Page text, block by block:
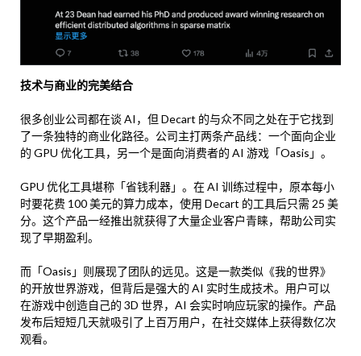
技术与商业的完美结合
很多创业公司都在谈 AI，但 Decart 的与众不同之处在于它找到
了一条独特的商业化路径。公司主打两条产品线：一个面向企业
的 GPU 优化工具，另一个是面向消费者的 AI 游戏「Oasis」。
GPU 优化工具堪称「省钱利器」。在 AI 训练过程中，原本每小
时要花费 100 美元的算力成本，使用 Decart 的工具后只需 25 美
分。这个产品一经推出就获得了大量企业客户青睐，帮助公司实
现了早期盈利。
而「Oasis」则展现了团队的远见。这是一款类似《我的世界》
的开放世界游戏，但背后是强大的 AI 实时生成技术。用户可以
在游戏中创造自己的 3D 世界，AI 会实时响应玩家的操作。产品
发布后短短几天就吸引了上百万用户，在社交媒体上获得数亿次
观看。